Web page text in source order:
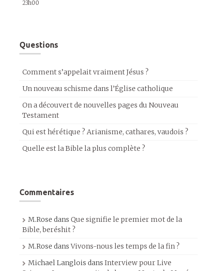
23h00
Questions
Comment s’appelait vraiment Jésus ?
Un nouveau schisme dans l’Église catholique
On a découvert de nouvelles pages du Nouveau
Testament
Qui est hérétique ? Arianisme, cathares, vaudois ?
Quelle est la Bible la plus complète ?
Commentaires
M.Rose dans Que signifie le premier mot de la
Bible, beréshit ?
M.Rose dansVivons-nous les temps de la fin ?
Michael Langlois dans Interview pour Live